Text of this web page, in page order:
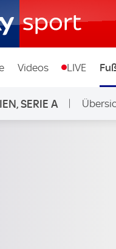
Videos LIVE
SERIE A